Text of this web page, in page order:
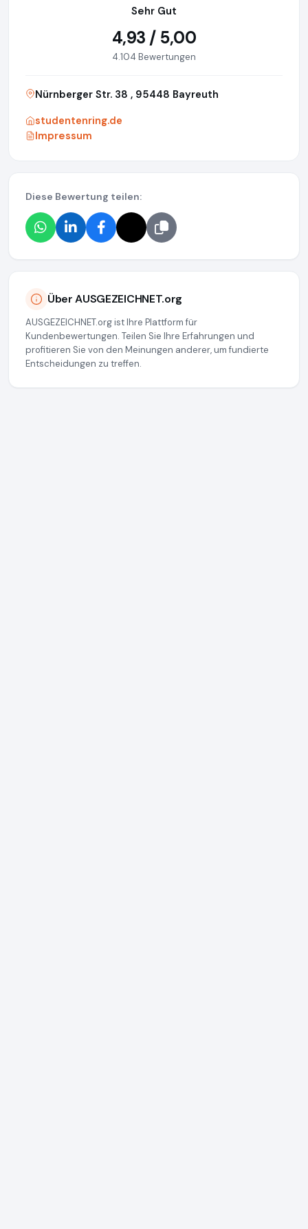
Sehr Gut
4,93 / 5,00
4.104 Bewertungen
Nürnberger Str. 38 , 95448 Bayreuth
studentenring.de
Impressum
Diese Bewertung teilen:
Über AUSGEZEICHNET.org
AUSGEZEICHNET.org ist Ihre Plattform für
Kundenbewertungen. Teilen Sie Ihre Erfahrungen und
profitieren Sie von den Meinungen anderer, um fundierte
Entscheidungen zu treffen.